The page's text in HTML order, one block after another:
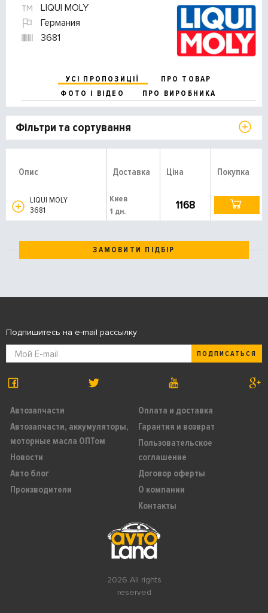
LIQUI MOLY
Германия
3681
УСІ ПРОПОЗИЦІЇ
ПРО ТОВАР
ФОТО І ВІДЕО
ПРО ВИРОБНИКА
Фільтри та сортування
Опис Доставка Ціна Покупка
LIQUI MOLY
3681
Киев
1 дн.
1168
ЗАМОВИТИ ПІДБІР
2026 All rights
reserved
Автозапчасти
Автозапчасти, аккумуляторы,
моторные масла ОПТом
Новости
Авто блог
Производители
Оплата и доставка
Гарантия и возврат
Пользовательское
соглашение
Договор оферты
О компании
Контакты
Подпишитесь на e-mail рассылку
ПОДПИСАТЬСЯ